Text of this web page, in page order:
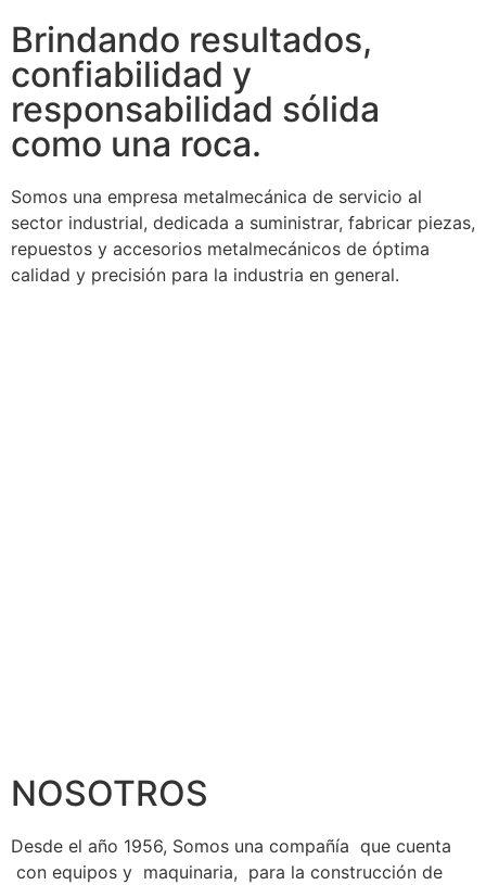
Brindando resultados,
confiabilidad y
responsabilidad sólida
como una roca.
Somos una empresa metalmecánica de servicio al
sector industrial, dedicada a suministrar, fabricar piezas,
repuestos y accesorios metalmecánicos de óptima
calidad y precisión para la industria en general.
NOSOTROS
Desde el año 1956, Somos una compañía que cuenta
con equipos y maquinaria, para la construcción de